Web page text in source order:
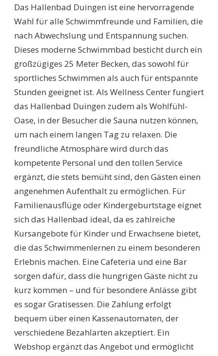
Das Hallenbad Duingen ist eine hervorragende
Wahl für alle Schwimmfreunde und Familien, die
nach Abwechslung und Entspannung suchen.
Dieses moderne Schwimmbad besticht durch ein
großzügiges 25 Meter Becken, das sowohl für
sportliches Schwimmen als auch für entspannte
Stunden geeignet ist. Als Wellness Center fungiert
das Hallenbad Duingen zudem als Wohlfühl-
Oase, in der Besucher die Sauna nutzen können,
um nach einem langen Tag zu relaxen. Die
freundliche Atmosphäre wird durch das
kompetente Personal und den tollen Service
ergänzt, die stets bemüht sind, den Gästen einen
angenehmen Aufenthalt zu ermöglichen. Für
Familienausflüge oder Kindergeburtstage eignet
sich das Hallenbad ideal, da es zahlreiche
Kursangebote für Kinder und Erwachsene bietet,
die das Schwimmenlernen zu einem besonderen
Erlebnis machen. Eine Cafeteria und eine Bar
sorgen dafür, dass die hungrigen Gäste nicht zu
kurz kommen – und für besondere Anlässe gibt
es sogar Gratisessen. Die Zahlung erfolgt
bequem über einen Kassenautomaten, der
verschiedene Bezahlarten akzeptiert. Ein
Webshop ergänzt das Angebot und ermöglicht